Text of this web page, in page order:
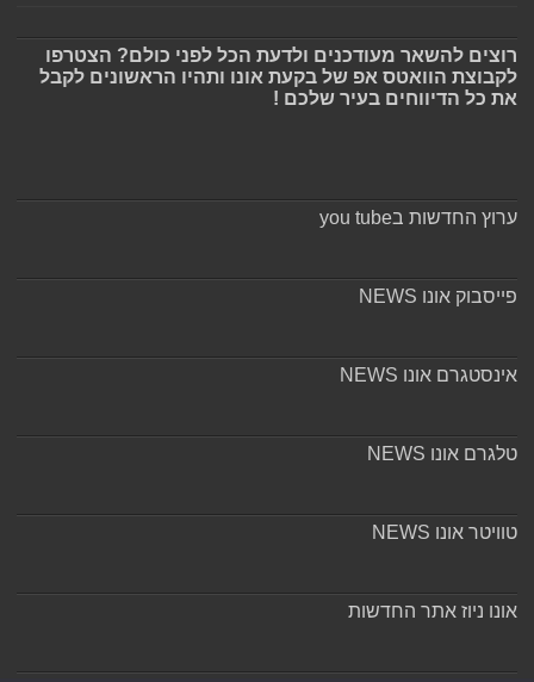
רוצים להשאר מעודכנים ולדעת הכל לפני כולם? הצטרפו
לקבוצת הוואטס אפ של בקעת אונו ותהיו הראשונים לקבל
את כל הדיווחים בעיר שלכם !
ערוץ החדשות בyou tube
פייסבוק אונו NEWS
אינסטגרם אונו NEWS
טלגרם אונו NEWS
טוויטר אונו NEWS
אונו ניוז אתר החדשות